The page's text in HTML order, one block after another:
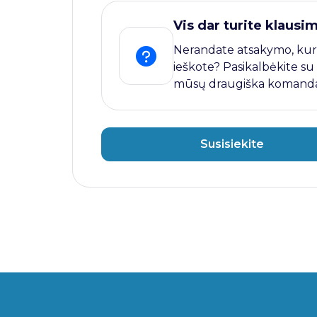
Vis dar turite
Nerandate atsakymo,
ieškote? Pasikalbėkite su
mūsų draugiška
Susisiekite